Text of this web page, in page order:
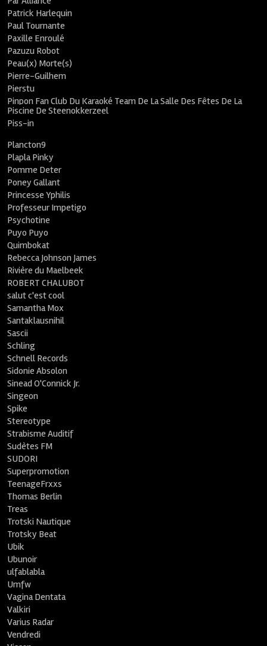
Patrick Harlequin
Paul Tournante
Paxille Enroulé
Pazuzu Robot
Peau(x) Morte(s)
Pierre-Guilhem
Pierstu
Pinpon Fan Club Du Karaoké Team De La Salle Des Fêtes De La
Piscine De Steenokkerzeel
Piss-in
Plancton9
Plapla Pinky
Pomme Deter
Poney Gallant
Princesse Yphilis
Professeur Impetigo
Psychotine
Puyo Puyo
Quimbokat
Rebecca Johnson James
Rivière du Maelbeek
ROBERT CHALUBOT
salut c'est cool
Samantha Mox
Santaklausnihil
Sascii
Schling
Schnell Records
Sidonie Absolon
Sinead O'Connick Jr.
Singeon
Spike
Stereotype
Strabisme Auditif
Sudètes FM
SUDORI
Superpromotion
TeenageFrxxs
Thomas Berlin
Treas
Trotski Nautique
Trotsky Beat
Ubik
Ubunoir
ulfablabla
Umfw
Vagina Dentata
Valkiri
Varius Radar
Vendredi